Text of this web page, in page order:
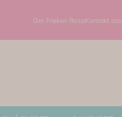
Om Frøken RosaKontakt oss